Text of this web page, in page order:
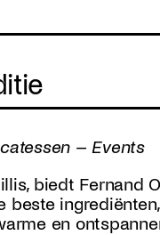
– Events
biedt Fernand
beste
en